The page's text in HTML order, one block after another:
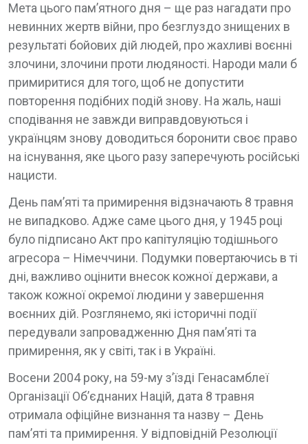
Мета цього пам’ятного дня – ще раз нагадати про
невинних жертв війни, про безглуздо знищених в
результаті бойових дій людей, про жахливі воєнні
злочини, злочини проти людяності. Народи мали б
примиритися для того, щоб не допустити
повторення подібних подій знову. На жаль, наші
сподівання не завжди виправдовуються і
українцям знову доводиться боронити своє право
на існування, яке цього разу заперечують російські
нацисти.
День пам’яті та примирення відзначають 8 травня
не випадково. Адже саме цього дня, у 1945 році
було підписано Акт про капітуляцію тодішнього
агресора – Німеччини. Подумки повертаючись в ті
дні, важливо оцінити внесок кожної держави, а
також кожної окремої людини у завершення
воєнних дій. Розглянемо, які історичні події
передували запровадженню Дня пам’яті та
примирення, як у світі, так і в Україні.
Восени 2004 року, на 59-му з’їзді Генасамблеї
Організації Об’єднаних Націй, дата 8 травня
отримала офіційне визнання та назву – День
пам’яті та примирення. У відповідній Резолюції